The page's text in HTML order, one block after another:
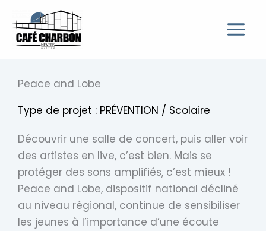
au
contenu
Peace and Lobe
Type de projet : PRÉVENTION / Scolaire
Découvrir une salle de concert, puis aller voir
des artistes en live, c’est bien. Mais se
protéger des sons amplifiés, c’est mieux !
Peace and Lobe, dispositif national décliné
au niveau régional, continue de sensibiliser
les jeunes à l’importance d’une écoute